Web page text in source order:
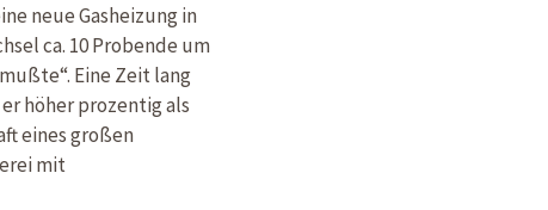
neue Gasheizung in
ca. 10 Probende um
Eine Zeit lang
höher prozentig als
eines großen
mit